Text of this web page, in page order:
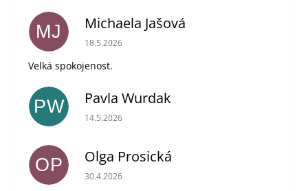
MJ Michaela Jašová
Hodnocení obchodu je 5 z 5 hvězdiček.
18.5.2026
Velká spokojenost.
PW Pavla Wurdak
Hodnocení obchodu je 5 z 5 hvězdiček.
14.5.2026
OP Olga Prosická
Hodnocení obchodu je 5 z 5 hvězdiček.
30.4.2026